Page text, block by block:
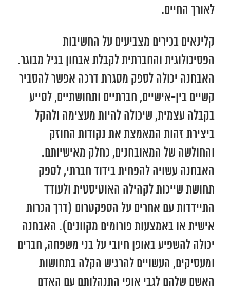
לאורך החיים.
קלינאים בכירים מצביעים על החשיבות
הפסיכולוגית והחברתית לקבלת אבחון בגיל מבוגר.
האבחנה יכולה לספק מסגרת דרכה אפשר להסביר
קשיים בין-אישיים, חברתיים ותחושתיים, לסייע
בקבלה עצמית, שיכולה להיות מעצימה ולהקל
ביצירת זהות המאמצת את נקודות החוזק
והחולשה של המאובחנים, כחלק מאישיותם.
האבחנה עשויה להפחית בידוד חברתי, לספק
תחושת שייכות לקהילה האוטיסטית ולעודד
התיידדות עם אחרים על הספקטרום (דרך הכרות
אישית או באמצעות פורומים מקוונים). האבחנה
יכולה להשפיע באופן חיובי על בני משפחה, חברים
ומעסיקים, העשויים להרגיש הקלה בתחושות
האשם שלהם לגבי אופי התנהלותם עם האדם